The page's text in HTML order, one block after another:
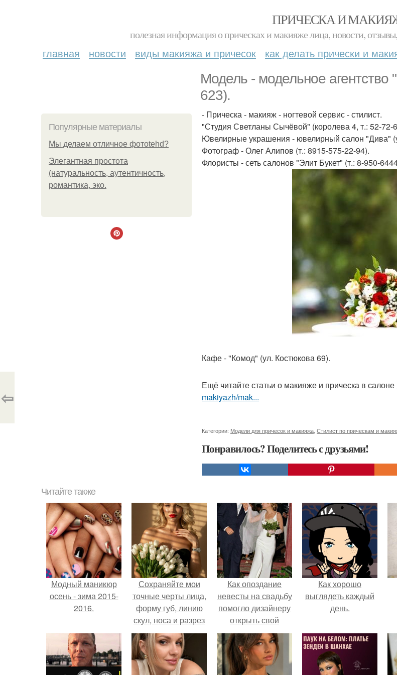
ПРИЧЕСКА И
полезная информация о прическах и макияже лица, новости,
главная новости виды макияжа и причесок как делать прически и
Модель - модельное агентство
623).
Популярные материалы
Мы делаем отличное фотоtehd?
Элегантная простота
(натуральность, аутентичность,
романтика, эко.
- Прическа - макияж - ногтевой сервис - стилист.
"Студия Светланы Сычёвой" (королева 4, т.: 52-72-
Ювелирные украшения - ювелирный салон "Дива"
Фотограф - Олег Алипов (т.: 8915-575-22-94).
Флористы - сеть салонов "Элит Букет" (т.: 8-950-
Кафе - "Комод" (ул. Костюкова 69).
Ещё читайте статьи о макияже и прическа в салоне
makiyazh/mak...
Категории: Модели для причесок и макияжа Стилист по прическам и
Понравилось? Поделитесь с друзьями!
⇦
Читайте также
Модный маникюр
осень - зима 2015-
2016.
Сохраняйте мои
точные черты лица,
форму губ, линию
скул, носа и разрез
глаз.
Как опоздание
невесты на свадьбу
помогло дизайнеру
открыть свой
бренд.
Как хорошо
выглядеть каждый
день.